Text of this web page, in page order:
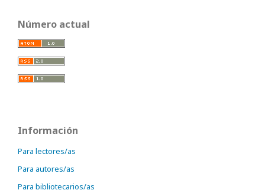
Número actual
Información
Para lectores/as
Para autores/as
Para bibliotecarios/as